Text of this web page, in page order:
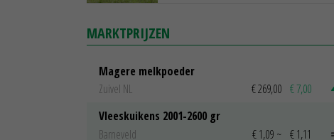
MARKTPRIJZEN
Magere melkpoeder
Zuivel NL
€ 269,00 € 7,00
Vleeskuikens 2001-2600 gr
Barneveld
€ 1,09 ~ € 1,11